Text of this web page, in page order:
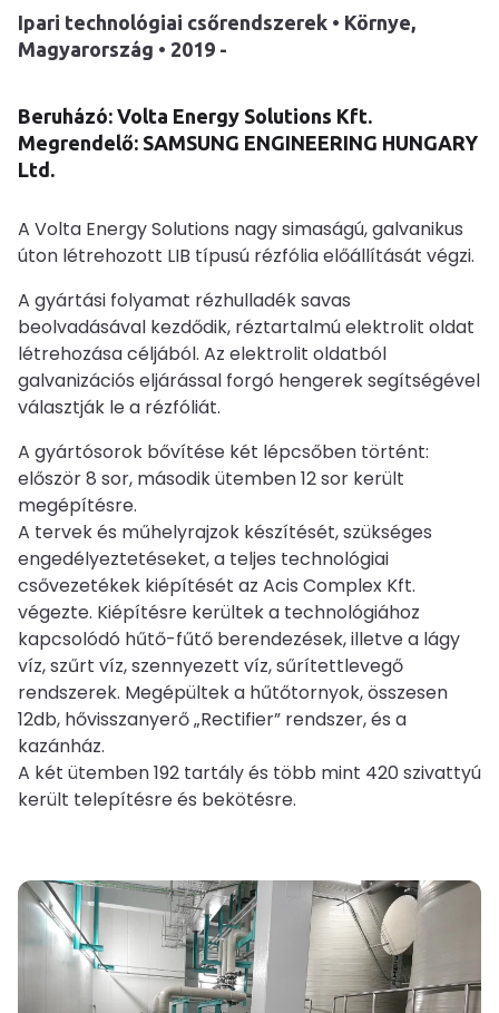
Ipari technológiai csőrendszerek • Környe,
Magyarország • 2019 -
Beruházó: Volta Energy Solutions Kft.
Megrendelő: SAMSUNG ENGINEERING HUNGARY
Ltd.
A Volta Energy Solutions nagy simaságú, galvanikus
úton létrehozott LIB típusú rézfólia előállítását végzi.
A gyártási folyamat rézhulladék savas
beolvadásával kezdődik, réztartalmú elektrolit oldat
létrehozása céljából. Az elektrolit oldatból
galvanizációs eljárással forgó hengerek segítségével
választják le a rézfóliát.
A gyártósorok bővítése két lépcsőben történt:
először 8 sor, második ütemben 12 sor került
megépítésre.
A tervek és műhelyrajzok készítését, szükséges
engedélyeztetéseket, a teljes technológiai
csővezetékek kiépítését az Acis Complex Kft.
végezte. Kiépítésre kerültek a technológiához
kapcsolódó hűtő-fűtő berendezések, illetve a lágy
víz, szűrt víz, szennyezett víz, sűrítettlevegő
rendszerek. Megépültek a hűtőtornyok, összesen
12db, hővisszanyerő „Rectifier” rendszer, és a
kazánház.
A két ütemben 192 tartály és több mint 420 szivattyú
került telepítésre és bekötésre.